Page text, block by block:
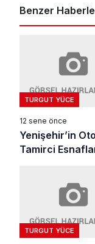
Benzer
TURGUT YÜCE
12 sene önce
Yenişehir’in Oto
Tamirci
TURGUT YÜCE